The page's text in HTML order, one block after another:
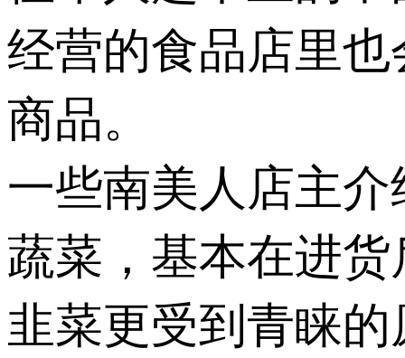
经营的食品店里
商品。
一些南美人店主
蔬菜，基本在进
韭菜更受到青睐